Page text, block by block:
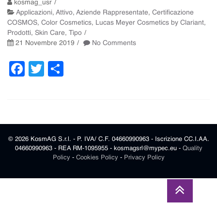
kosmag_usr
Applicazioni, Attivo, Aziende Rappresentate, Certificazione
COSMOS, Color Cosmetics, Lucas Meyer Cosmetics by Clariant,
Prodotti, Skin Care,
Tipo
21 Novembre 2019
No Comments
Facebook
Twitter
© 2026 KosmAG S.r.l. - P. IVA/ C.F. 04660990963 - Iscrizione CC.I.AA.
04660990963 - REA RM-1095955 - kosmagsrl@mypec.eu - Quality
Policy- Cookies Policy- Privacy Policy